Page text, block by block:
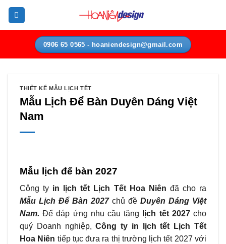
Bỏ
nội
0906 65 0565 - hoaniendesign@gmail.com
THIẾT KẾ MẪU LỊCH TẾT
Mẫu Lịch Để Bàn Duyên Dáng Việt
Nam
Mẫu lịch để bàn 2027
Công ty in lịch tết Lịch Tết Hoa Niên đã cho ra
Mẫu Lịch Để Bàn 2027 chủ đề Duyên Dáng Việt
Nam. Để đáp ứng nhu cầu tặng lịch tết 2027cho
quý Doanh nghiệp,Công ty in lịch tết Lịch Tết
Hoa Niên tiếp tục đưa ra thị trường lịch tết 2027 với